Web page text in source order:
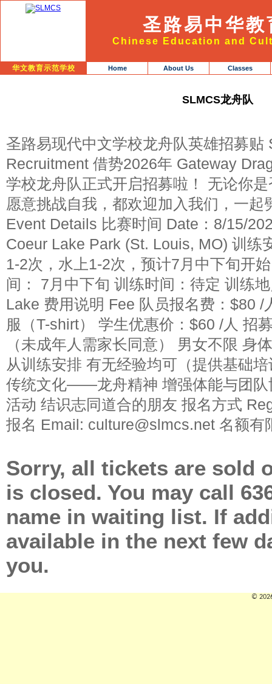
圣路易中华
Chinese Education and
华文教育示范学校 Home About Us Classes
SLMCS龙舟队
圣路易现代中文学校龙舟队英雄招募贴
Recruitment 借势2026年 Gateway
学校龙舟队正式开启招募啦！ 无论你
愿意挑战自我，都欢迎加入我们，一
Event Details 比赛时间 Date：8/15/
Coeur Lake Park (St. Louis, MO) 训练
1-2次，水上1-2次，预计7月中下旬开
间： 7月中下旬 训练时间：待定 训练
Lake 费用说明 Fee 队员报名费：$80
服（T-shirt） 学生优惠价：$60 /人 招
（未成年人需家长同意） 男女不限 身
从训练安排 有无经验均可（提供基础
传统文化——龙舟精神 增强体能与团队
活动 结识志同道合的朋友 报名方式
报名 Email: culture@slmcs.net 名额有
Sorry, all tickets are sold
is closed. You may call
name in waiting list. If
available in the next few
you.
©